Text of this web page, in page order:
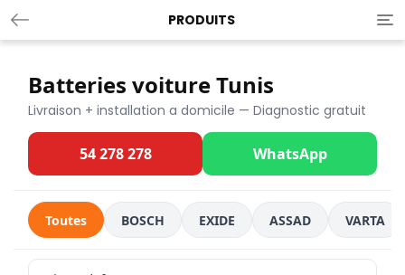
PRODUITS
Batteries voiture Tunis
Livraison + installation a domicile — Diagnostic gratuit
54 278 278 WhatsApp
Toutes BOSCH EXIDE ASSAD VARTA